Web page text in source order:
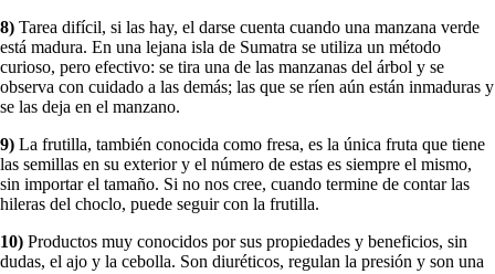
8) Tarea difícil, si las hay, el darse cuenta cuando una manzana verde
está madura. En una lejana isla de Sumatra se utiliza un método
curioso, pero efectivo: se tira una de las manzanas del árbol y se
observa con cuidado a las demás; las que se ríen aún están inmaduras y
se las deja en el manzano.
9) La frutilla, también conocida como fresa, es la única fruta que tiene
las semillas en su exterior y el número de estas es siempre el mismo,
sin importar el tamaño. Si no nos cree, cuando termine de contar las
hileras del choclo, puede seguir con la frutilla.
10) Productos muy conocidos por sus propiedades y beneficios, sin
dudas, el ajo y la cebolla. Son diuréticos, regulan la presión y son una